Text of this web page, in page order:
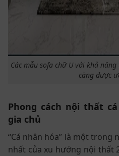
Các mẫu sofa chữ U với khả
càng được
Phong cách nội thất
gia chủ
“Cá nhân hóa” là một
nhất của xu hướng nội thất